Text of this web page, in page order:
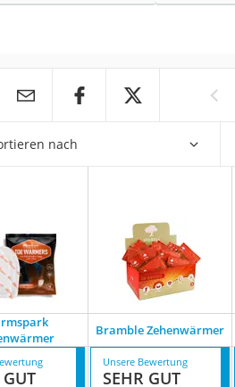
nach
Bramble Zehenwärmer
Unsere Bewertung
SEHR GUT